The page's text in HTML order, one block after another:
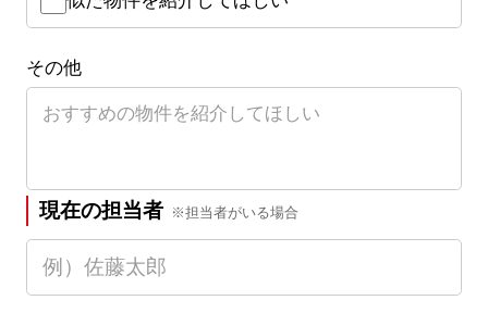
その他
現在の担当者 ※担当者がいる場合